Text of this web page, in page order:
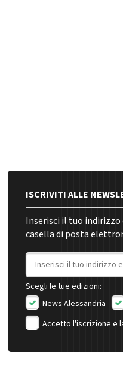
ISCRIVITI ALLE
Inserisci il tuo indirizzo
casella di posta
Indirizzo email
Scegli le tue edizioni:
News Alessandria
Accetto l'iscrizione e